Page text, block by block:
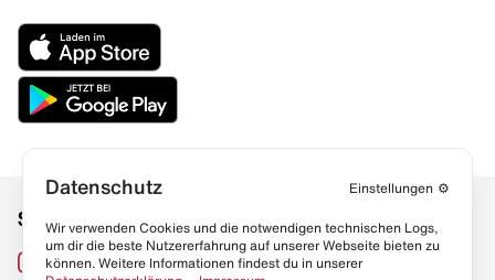
Social Media
Instagram
Links
Sneaker Lexikon
Datenschutz Einstellungen ⚙️
Wir verwenden Cookies und die notwendigen technischen Logs,
um dir die beste Nutzererfahrung auf unserer Webseite bieten zu
können. Weitere Informationen findest du in unserer